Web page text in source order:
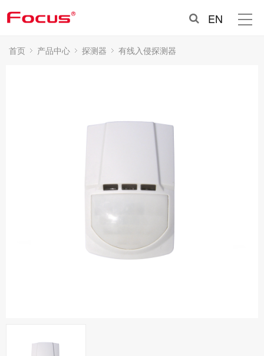
EN
首页 产品中心 探测器 有线入侵探测器